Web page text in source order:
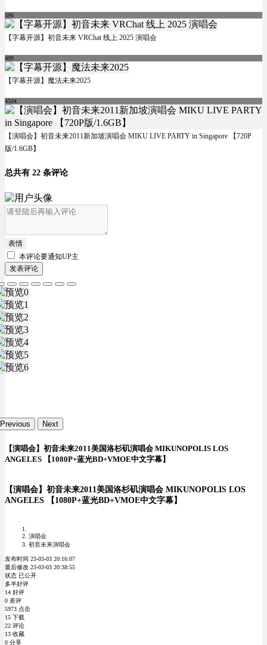
596
【字幕开源】初音未来 VRChat 线上 2025 演唱会
499
【字幕开源】魔法未来2025
4504
【演唱会】初音未来2011新加坡演唱会 MIKU LIVE PARTY in Singapore 【720P
版/1.6GB】
总共有 22 条评论
表情
本评论要通知UP主
发表评论
Previous Next
【演唱会】初音未来2011美国洛杉矶演唱会 MIKUNOPOLIS LOS
ANGELES 【1080P+蓝光BD+VMOE中文字幕】
【演唱会】初音未来2011美国洛杉矶演唱会 MIKUNOPOLIS LOS
ANGELES 【1080P+蓝光BD+VMOE中文字幕】
演唱会
初音未来演唱会
发布时间 23-03-03 20:16:07
最后修改 23-03-03 20:38:55
状态 已公开
多半好评
14 好评
0 差评
5973 点击
15 下载
22 评论
13 收藏
0 分享